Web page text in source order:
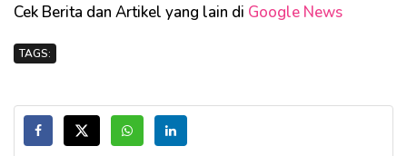
Cek Berita dan Artikel yang lain di Google News
TAGS: